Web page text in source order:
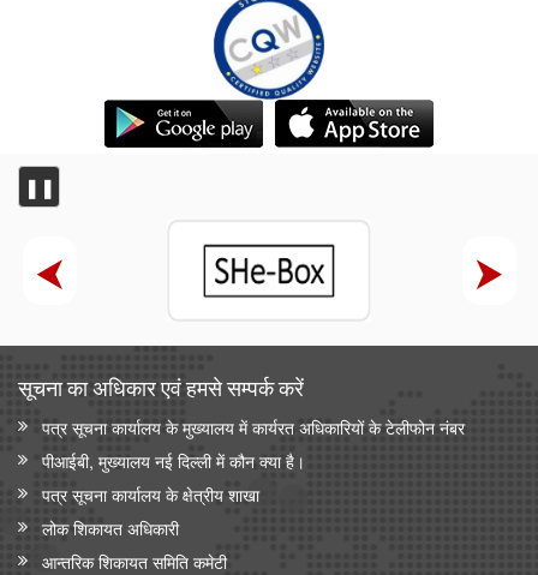
❚❚
सूचना का अधिकार एवं हमसे सम्‍पर्क करें
पत्र सूचना कार्यालय के मुख्यालय में कार्यरत अधिकारियों के टेलीफोन नंबर
पीआईबी, मुख्यालय नई दिल्ली में कौन क्या है।
पत्र सूचना कार्यालय के क्षेत्रीय शाखा
लोक शिकायत अधिकारी
आन्‍तरिक शिकायत समिति कमेटी